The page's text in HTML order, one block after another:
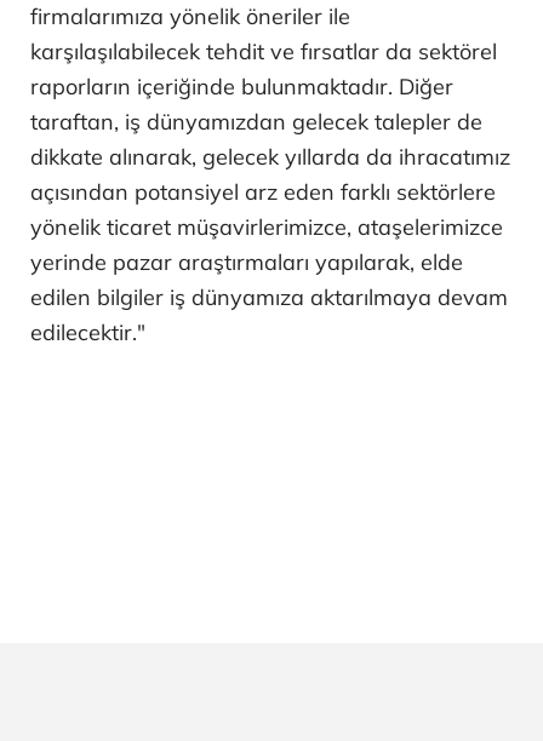
firmalarımıza yönelik öneriler ile
karşılaşılabilecek tehdit ve fırsatlar da sektörel
raporların içeriğinde bulunmaktadır. Diğer
taraftan, iş dünyamızdan gelecek talepler de
dikkate alınarak, gelecek yıllarda da ihracatımız
açısından potansiyel arz eden farklı sektörlere
yönelik ticaret müşavirlerimizce, ataşelerimizce
yerinde pazar araştırmaları yapılarak, elde
edilen bilgiler iş dünyamıza aktarılmaya devam
edilecektir."